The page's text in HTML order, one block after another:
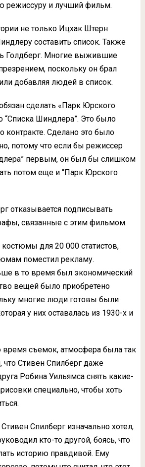
режиссуру и лучший фильм.
не только Ицхак Штерн
составить список. Также
Голдберг. Многие выжившие
поскольку он брал
добавляя людей в список.
сделать «Парк Юрского
“Списка Шиндлера”. Это было
контракте. Сделано это было
потому что если бы режиссер
первым, он был бы слишком
потом еще и “Парк Юрского
отказывается подписывать
связанные с этим фильмом.
для 20 000 статистов,
поместил рекламу.
в то время был экономический
вещей было приобретено
многие люди готовы были
у них оставалась из 1930-х и
время съемок, атмосфера была так
что Стивен Спилберг даже
Робина Уильямса снять какие-
специально, чтобы хоть
Спилберг изначально хотел,
кто-то другой, боясь, что
историю правдивой. Ему